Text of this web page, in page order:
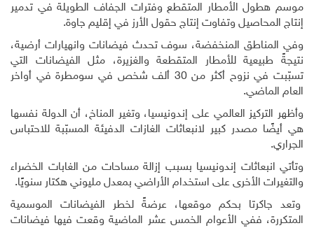
موسم هطول الأمطار المتقطع وفترات الجفاف الطويلة في تدمير
إنتاج المحاصيل وتفاوت إنتاج حقول الأرز في إقليم جاوة.
وفي المناطق المنخفضة، سوف تحدث فيضانات وانهيارات أرضية،
نتيجةً طبيعية للأمطار المتقطعة والغزيرة، مثل الفيضانات التي
تسبّبت في نزوح أكثر من 30 ألف شخص في سومطرة في أواخر
العام الماضي.
وأظهر التركيز العالمي على إندونيسيا، وتغير المناخ، أن الدولة نفسها
هي أيضًا مصدر كبير لانبعاثات الغازات الدفيئة المسبّبة للاحتباس
الجراري.
وتأتي انبعاثات إندونيسيا بسبب إزالة مساحات من الغابات الخضراء
والتغيرات الأخرى على استخدام الأراضي بمعدل مليوني هكتار سنويًا.
وتعد جاكرتا بحكم موقعها، عرضةً لخطر الفيضانات الموسمية
المتكررة، ففي الأعوام الخمس عشر الماضية وقعت فيها فيضانات